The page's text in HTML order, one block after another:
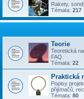
Rakety,
Témata: 217
Teorie
Teoretická
FAQ.
Témata: 22
Praktická
Popisy
přijímačů,
Témata: 80